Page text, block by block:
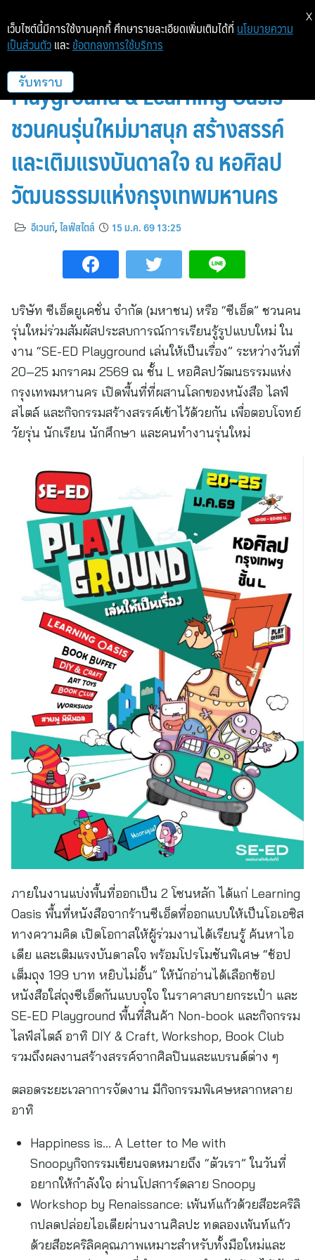
ซีเอ็ด เปิดพื้นที่ “SE-ED
Playground & Learning Oasis”
ชวนคนรุ่นใหม่มาสนุก สร้างสรรค์
และเติมแรงบันดาลใจ ณ หอศิลป
วัฒนธรรมแห่งกรุงเทพมหานคร
อีเวนท์,ไลฟ์สไตล์ 15 ม.ค. 69 13:25
บริษัท ซีเอ็ดยูเคชั่น จำกัด (มหาชน) หรือ “ซีเอ็ด” ชวนคน
รุ่นใหม่ร่วมสัมผัสประสบการณ์การเรียนรู้รูปแบบใหม่ ใน
งาน “SE-ED Playground เล่นให้เป็นเรื่อง” ระหว่างวันที่
20–25 มกราคม 2569 ณ ชั้น L หอศิลปวัฒนธรรมแห่ง
กรุงเทพมหานคร เปิดพื้นที่ที่ผสานโลกของหนังสือ ไลฟ์
สไตล์ และกิจกรรมสร้างสรรค์เข้าไว้ด้วยกัน เพื่อตอบโจทย์
วัยรุ่น นักเรียน นักศึกษา และคนทำงานรุ่นใหม่
ภายในงานแบ่งพื้นที่ออกเป็น 2 โซนหลัก ได้แก่ Learning
Oasis พื้นที่หนังสือจากร้านซีเอ็ดที่ออกแบบให้เป็นโอเอซิส
ทางความคิด เปิดโอกาสให้ผู้ร่วมงานได้เรียนรู้ ค้นหาไอ
เดีย และเติมแรงบันดาลใจ พร้อมโปรโมชันพิเศษ “ช้อป
เต็มถุง 199 บาท หยิบไม่อั้น” ให้นักอ่านได้เลือกช้อป
หนังสือใส่ถุงซีเอ็ดกันแบบจุใจ ในราคาสบายกระเป๋า และ
SE-ED Playground พื้นที่สินค้า Non-book และกิจกรรม
ไลฟ์สไตล์ อาทิ DIY & Craft, Workshop, Book Club
รวมถึงผลงานสร้างสรรค์จากศิลปินและแบรนด์ต่าง ๆ
ตลอดระยะเวลาการจัดงาน มีกิจกรรมพิเศษหลากหลาย
อาทิ
Happiness is… A Letter to Me with
Snoopyกิจกรรมเขียนจดหมายถึง “ตัวเรา” ในวันที่
อยากให้กำลังใจ ผ่านโปสการ์ดลาย Snoopy
Workshop by Renaissance: เพ้นท์แก้วด้วยสีอะคริลิ
กปลดปล่อยไอเดียผ่านงานศิลปะ ทดลองเพ้นท์แก้ว
ด้วยสีอะคริลิคคุณภาพเหมาะสำหรับทั้งมือใหม่และ
เว็บไซต์นี้มีการใช้งานคุกกี้ ศึกษารายละเอียดเพิ่มเติมได้ที่ นโยบายความ
เป็นส่วนตัว และ ข้อตกลงการใช้บริการ
รับทราบ
X